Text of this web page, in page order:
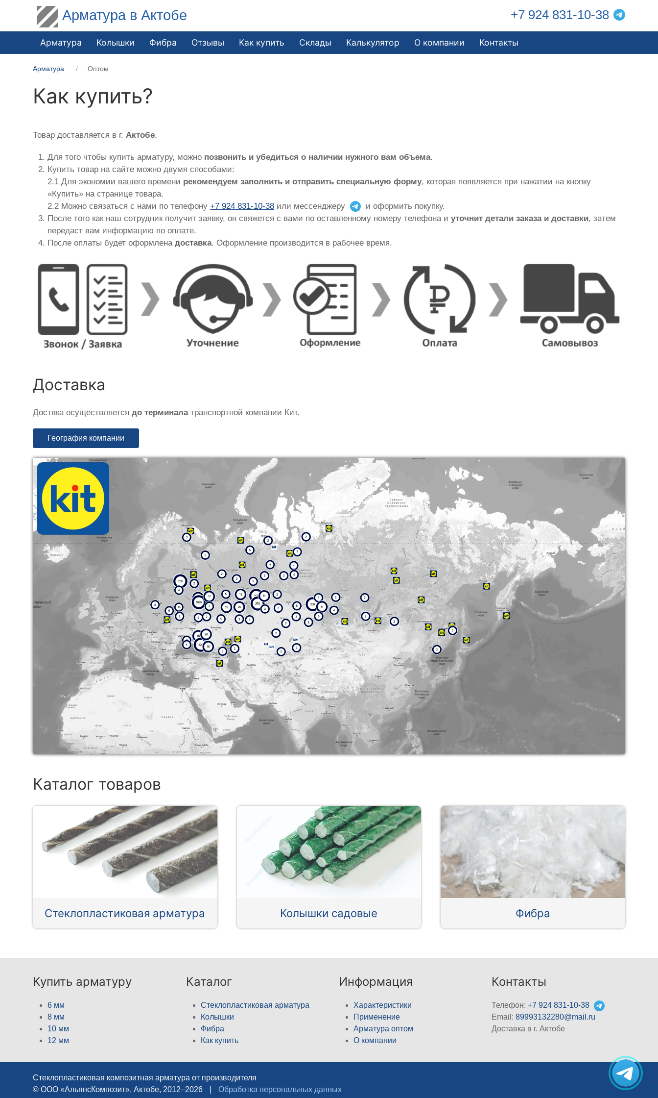
Арматура в Актобе +7 924 831-10-38
Арматура Колышки Фибра Отзывы Как купить Склады Калькулятор О компании Контакты
Арматура Оптом
Как купить?
Товар доставляется в г. Актобе.
Для того чтобы купить арматуру, можно позвонить и убедиться о наличии нужного вам объема.
Купить товар на сайте можно двумя способами:
2.1 Для экономии вашего времени рекомендуем заполнить и отправить специальную форму, которая появляется при нажатии на кнопку
«Купить» на странице товара.
2.2 Можно связаться с нами по телефону+7 924 831-10-38 или мессенджеру
и оформить покупку.
После того как наш сотрудник получит заявку, он свяжется с вами по оставленному номеру телефона иуточнит детали заказа и доставки, затем
передаст вам информацию по оплате.
После оплаты будет оформленадоставка. Оформление производится в рабочее время.
Доставка
Доствка осуществляетсядо терминалатранспортной компании Кит.
География компании
Каталог товаров
Стеклопластиковая арматура Колышки садовые Фибра
Купить арматуру
6 мм
8 мм
10 мм
12 мм
Каталог
Стеклопластиковая арматура
Колышки
Фибра
Как купить
Информация
Характеристики
Применение
Арматура оптом
О компании
Контакты
Телефон:+7 924 831-10-38
Email:89993132280@mail.ru
Доставка в г. Актобе
Стеклопластиковая композитная арматура от производителя
© ООО «АльянсКомпозит», Актобе, 2012–2026
Обработка персональных данных